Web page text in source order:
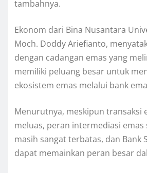
tambahnya.
Ekonom dari Bina Nusantara
Moch. Doddy Ariefianto,
dengan cadangan emas yang
memiliki peluang besar untuk
ekosistem emas melalui bank
Menurutnya, meskipun transaksi
meluas, peran intermediasi emas
masih sangat terbatas, dan Bank
dapat memainkan peran besar